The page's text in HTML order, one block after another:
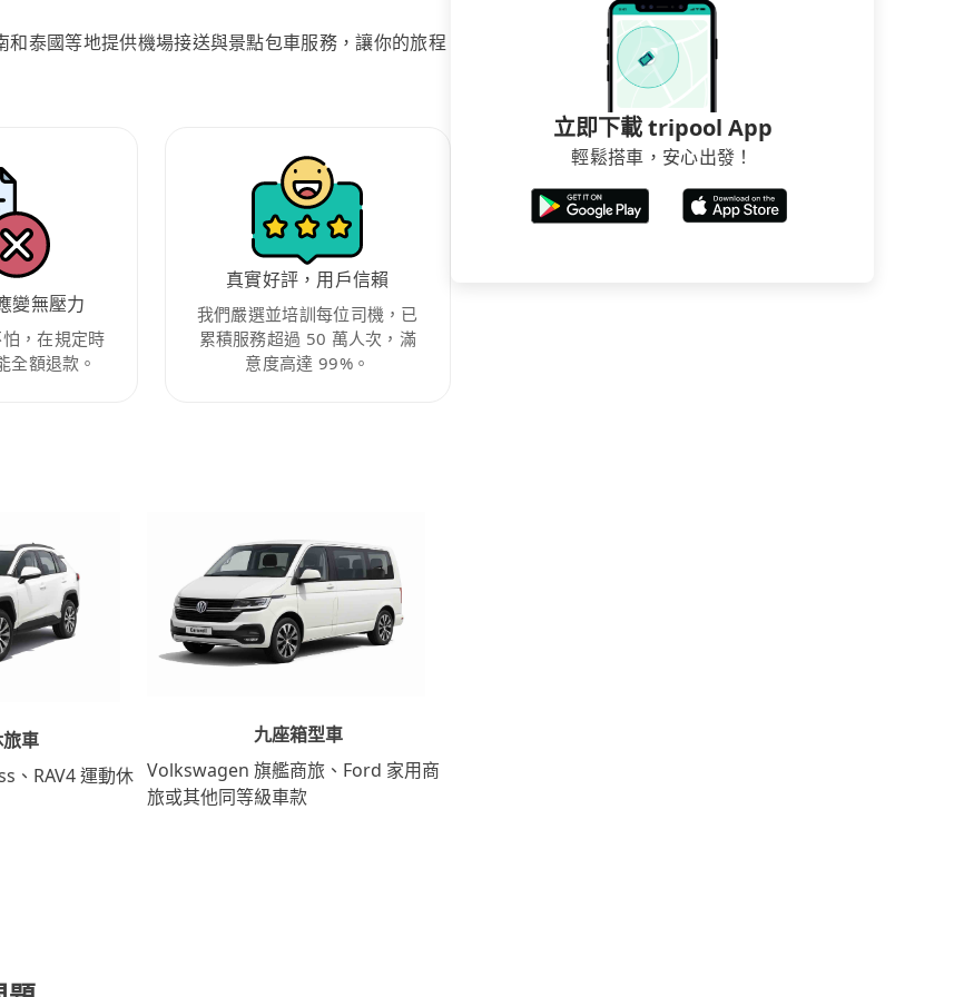
泰國等地提供機場接送與景點包車服務，讓你的旅程
變無壓力
，在規定時
全額退款。
真實好評，用戶信賴
我們嚴選並培訓每位司機，已
累積服務超過 50 萬人次，滿
意度高達 99%。
車
、RAV4 運動休
九座箱型車
Volkswagen 旗艦商旅、Ford 家用商
旅或其他同等級車款
立即下載 tripool App
輕鬆搭車，安心出發！